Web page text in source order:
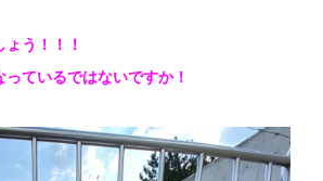
う！！！
ているではないですか！